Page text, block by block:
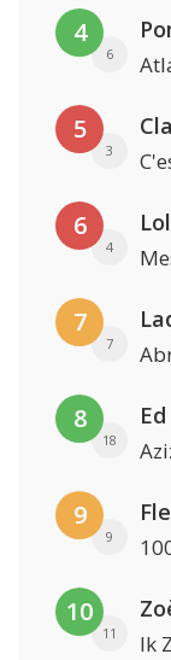
4
6
5
3
6
4
7
7
8
18
9
9
10
11 Ik